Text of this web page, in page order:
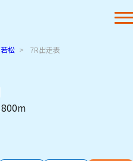
若松 7R出走表